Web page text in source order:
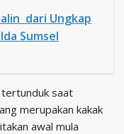
dari Ungkap
Sumsel
tertunduk saat
merupakan kakak
awal mula